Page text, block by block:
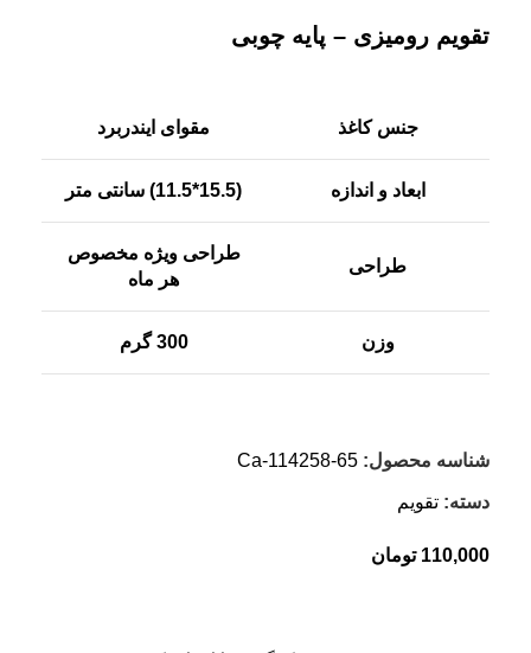
تقویم رومیزی – پایه چوبی
جنس کاغذ مقوای ایندربرد
ابعاد و اندازه (15.5*11.5) سانتی متر
طراحی
طراحی ویژه مخصوص
هر ماه
وزن 300 گرم
شناسه محصول: Ca-114258-65
دسته: تقویم
110,000 تومان